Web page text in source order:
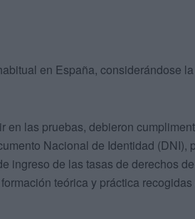
en España, considerándose
en las pruebas, debieron
Nacional de Identidad (DNI),
ingreso de las tasas de derechos
teórica y práctica